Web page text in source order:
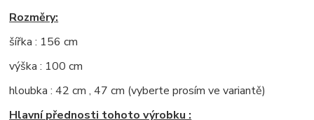
Rozměry:
šířka : 156 cm
výška : 100 cm
hloubka : 42 cm , 47 cm (vyberte prosím ve variantě)
Hlavní přednosti tohoto výrobku :